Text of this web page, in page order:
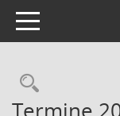
Toggle navigation